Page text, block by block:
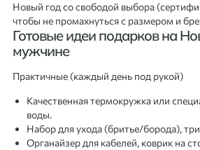
Новый год со свободой выбора
чтобы не промахнуться с размером и
Готовые идеи подарков на
мужчине
Практичные (каждый день под рукой)
Качественная термокружка или
воды.
Набор для ухода (бритье/борода),
Органайзер для кабелей, коврик на